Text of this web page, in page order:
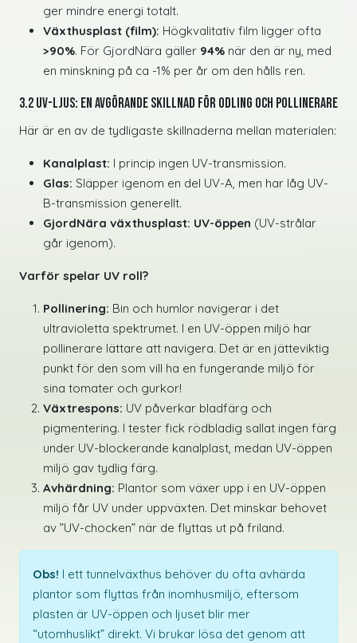
ger mindre energi totalt.
Växthusplast (film): Högkvalitativ film ligger ofta
>90%. För GjordNära gäller 94% när den är ny, med
en minskning på ca -1% per år om den hålls ren.
3.2 UV-ljus: En avgörande skillnad för odling och pollinerare
Här är en av de tydligaste skillnaderna mellan materialen:
Kanalplast: I princip ingen UV-transmission.
Glas: Släpper igenom en del UV-A, men har låg UV-
B-transmission generellt.
GjordNära växthusplast: UV-öppen (UV-strålar
går igenom).
Varför spelar UV roll?
Pollinering: Bin och humlor navigerar i det
ultravioletta spektrumet. I en UV-öppen miljö har
pollinerare lättare att navigera. Det är en jätteviktig
punkt för den som vill ha en fungerande miljö för
sina tomater och gurkor!
Växtrespons: UV påverkar bladfärg och
pigmentering. I tester fick rödbladig sallat ingen färg
under UV-blockerande kanalplast, medan UV-öppen
miljö gav tydlig färg.
Avhärdning: Plantor som växer upp i en UV-öppen
miljö får UV under uppväxten. Det minskar behovet
av ”UV-chocken” när de flyttas ut på friland.
Obs! I ett tunnelväxthus behöver du ofta avhärda
plantor som flyttas från inomhusmiljö, eftersom
plasten är UV-öppen och ljuset blir mer
“utomhuslikt” direkt. Vi brukar lösa det genom att